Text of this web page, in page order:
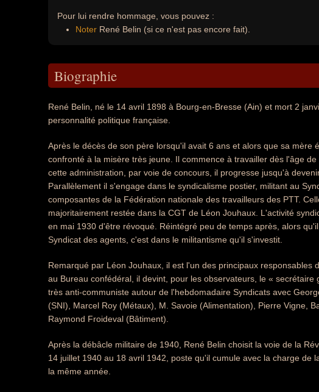
Pour lui rendre hommage, vous pouvez :
Noter René Belin (si ce n'est pas encore fait).
Biographie
René Belin, né le 14 avril 1898 à Bourg-en-Bresse (Ain) et mort 2
personnalité politique française.
Après le décès de son père lorsqu'il avait 6 ans et alors que sa
confronté à la misère très jeune. Il commence à travailler dès l'âge
cette administration, par voie de concours, il progresse jusqu'à
Parallèlement il s'engage dans le syndicalisme postier, militant au
composantes de la Fédération nationale des travailleurs des PTT.
majoritairement restée dans la CGT de Léon Jouhaux. L'activité
en mai 1930 d'être révoqué. Réintégré peu de temps après, alors
Syndicat des agents, c'est dans le militantisme qu'il s'investit.
Remarqué par Léon Jouhaux, il est l'un des principaux
au Bureau confédéral, il devint, pour les observateurs, le «
très anti-communiste autour de l'hebdomadaire Syndicats avec
(SNI), Marcel Roy (Métaux), M. Savoie (Alimentation), Pierre Vigne,
Raymond Froideval (Bâtiment).
Après la débâcle militaire de 1940, René Belin choisit la voie de la
14 juillet 1940 au 18 avril 1942, poste qu'il cumule avec la charge
la même année.